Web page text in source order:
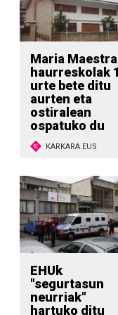
Maria Maestra
haurreskolak
urte bete ditu
aurten eta
ostiralean
ospatuko du
KARKARA.EUS
EHUk
"segurtasun
neurriak"
hartuko ditu